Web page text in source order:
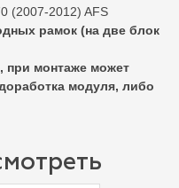
(2007-2012) AFS
рамок (на две блок
при монтаже может
модуля, либо